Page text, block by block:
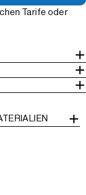
Tarife oder